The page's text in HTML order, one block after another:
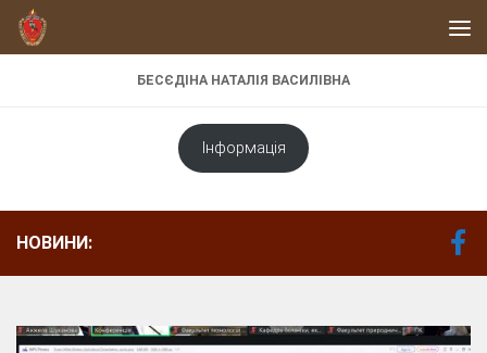
Skip to content
БЕСЄДІНА НАТАЛІЯ ВАСИЛІВНА
Інформація
НОВИНИ: